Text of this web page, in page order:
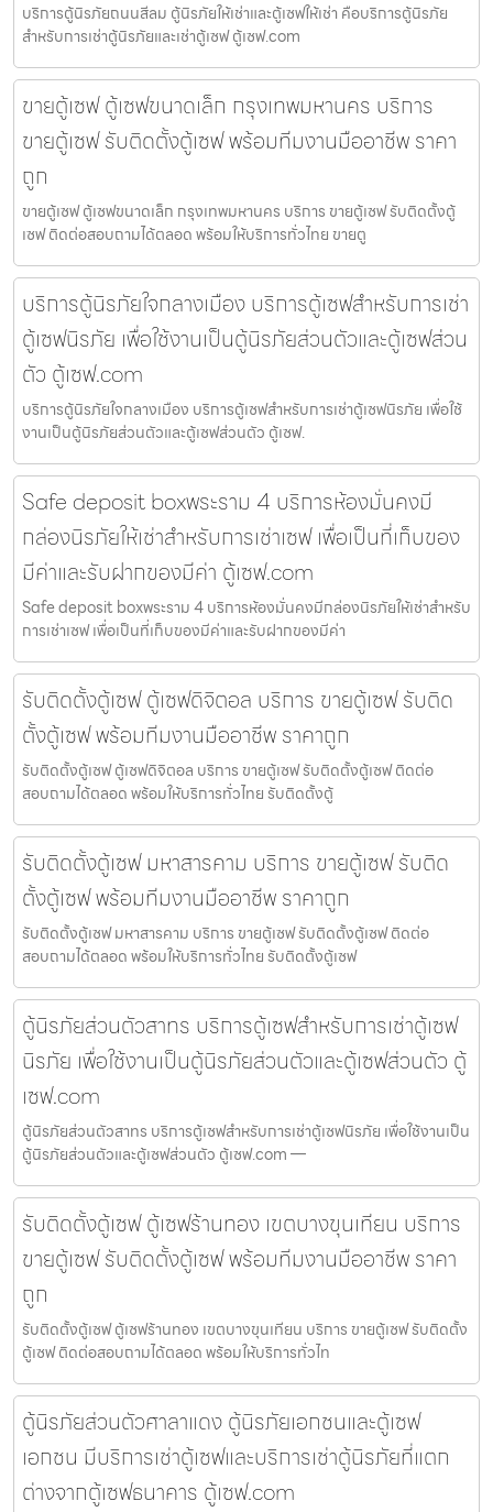
บริการตู้นิรภัยถนนสีลม ตู้นิรภัยให้เช่าและตู้เซฟให้เช่า คือบริการตู้นิรภัย
สำหรับการเช่าตู้นิรภัยและเช่าตู้เซฟ ตู้เซฟ.com
ขายตู้เซฟ ตู้เซฟขนาดเล็ก กรุงเทพมหานคร บริการ
ขายตู้เซฟ รับติดตั้งตู้เซฟ พร้อมทีมงานมืออาชีพ ราคา
ถูก
ขายตู้เซฟ ตู้เซฟขนาดเล็ก กรุงเทพมหานคร บริการ ขายตู้เซฟ รับติดตั้งตู้
เซฟ ติดต่อสอบถามได้ตลอด พร้อมให้บริการทั่วไทย ขายตู
บริการตู้นิรภัยใจกลางเมือง บริการตู้เซฟสำหรับการเช่า
ตู้เซฟนิรภัย เพื่อใช้งานเป็นตู้นิรภัยส่วนตัวและตู้เซฟส่วน
ตัว ตู้เซฟ.com
บริการตู้นิรภัยใจกลางเมือง บริการตู้เซฟสำหรับการเช่าตู้เซฟนิรภัย เพื่อใช้
งานเป็นตู้นิรภัยส่วนตัวและตู้เซฟส่วนตัว ตู้เซฟ.
Safe deposit boxพระราม 4 บริการห้องมั่นคงมี
กล่องนิรภัยให้เช่าสำหรับการเช่าเซฟ เพื่อเป็นที่เก็บของ
มีค่าและรับฝากของมีค่า ตู้เซฟ.com
Safe deposit boxพระราม 4 บริการห้องมั่นคงมีกล่องนิรภัยให้เช่าสำหรับ
การเช่าเซฟ เพื่อเป็นที่เก็บของมีค่าและรับฝากของมีค่า
รับติดตั้งตู้เซฟ ตู้เซฟดิจิตอล บริการ ขายตู้เซฟ รับติด
ตั้งตู้เซฟ พร้อมทีมงานมืออาชีพ ราคาถูก
รับติดตั้งตู้เซฟ ตู้เซฟดิจิตอล บริการ ขายตู้เซฟ รับติดตั้งตู้เซฟ ติดต่อ
สอบถามได้ตลอด พร้อมให้บริการทั่วไทย รับติดตั้งตู้
รับติดตั้งตู้เซฟ มหาสารคาม บริการ ขายตู้เซฟ รับติด
ตั้งตู้เซฟ พร้อมทีมงานมืออาชีพ ราคาถูก
รับติดตั้งตู้เซฟ มหาสารคาม บริการ ขายตู้เซฟ รับติดตั้งตู้เซฟ ติดต่อ
สอบถามได้ตลอด พร้อมให้บริการทั่วไทย รับติดตั้งตู้เซฟ
ตู้นิรภัยส่วนตัวสาทร บริการตู้เซฟสำหรับการเช่าตู้เซฟ
นิรภัย เพื่อใช้งานเป็นตู้นิรภัยส่วนตัวและตู้เซฟส่วนตัว ตู้
เซฟ.com
ตู้นิรภัยส่วนตัวสาทร บริการตู้เซฟสำหรับการเช่าตู้เซฟนิรภัย เพื่อใช้งานเป็น
ตู้นิรภัยส่วนตัวและตู้เซฟส่วนตัว ตู้เซฟ.com —
รับติดตั้งตู้เซฟ ตู้เซฟร้านทอง เขตบางขุนเทียน บริการ
ขายตู้เซฟ รับติดตั้งตู้เซฟ พร้อมทีมงานมืออาชีพ ราคา
ถูก
รับติดตั้งตู้เซฟ ตู้เซฟร้านทอง เขตบางขุนเทียน บริการ ขายตู้เซฟ รับติดตั้ง
ตู้เซฟ ติดต่อสอบถามได้ตลอด พร้อมให้บริการทั่วไท
ตู้นิรภัยส่วนตัวศาลาแดง ตู้นิรภัยเอกชนและตู้เซฟ
เอกชน มีบริการเช่าตู้เซฟและบริการเช่าตู้นิรภัยที่แตก
ต่างจากตู้เซฟธนาคาร ตู้เซฟ.com